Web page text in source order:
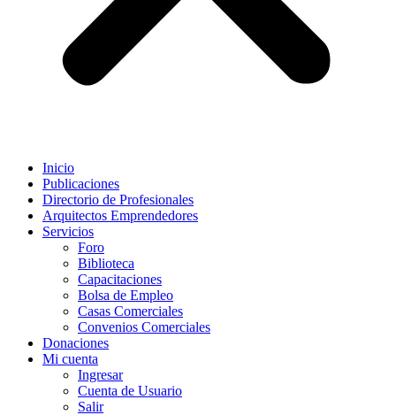
Inicio
Publicaciones
Directorio de Profesionales
Arquitectos Emprendedores
Servicios
Foro
Biblioteca
Capacitaciones
Bolsa de Empleo
Casas Comerciales
Convenios Comerciales
Donaciones
Mi cuenta
Ingresar
Cuenta de Usuario
Salir